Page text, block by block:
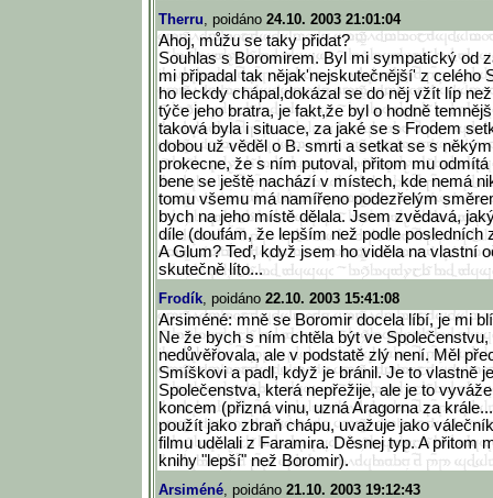
Therru, poidáno 24.10. 2003 21:01:04
Ahoj, můžu se taky přidat?
Souhlas s Boromirem. Byl mi sympatický od
mi připadal tak nějak'nejskutečnější' z celého
ho leckdy chápal,dokázal se do něj vžít líp
týče jeho bratra, je fakt,že byl o hodně
taková byla i situace, za jaké se s Frodem
dobou už věděl o B. smrti a setkat se s
prokecne, že s ním putoval, přitom mu
bene se ještě nachází v místech, kde nemá
tomu všemu má namířeno podezřelým
bych na jeho místě dělala. Jsem zvědavá,
díle (doufám, že lepším než podle posledních
A Glum? Teď, když jsem ho viděla na vlastní
skutečně líto...
Frodík, poidáno 22.10. 2003 15:41:08
Arsiméné: mně se Boromir docela líbí, je mi
Ne že bych s ním chtěla být ve
nedůvěřovala, ale v podstatě zlý není. Měl
Smíškovi a padl, když je bránil. Je to vlastně
Společenstva, která nepřežije, ale je to
koncem (přizná vinu, uzná Aragorna za
použít jako zbraň chápu, uvažuje jako
filmu udělali z Faramira. Děsnej typ. A přitom
knihy "lepší" než Boromir).
Arsiméné, poidáno 21.10. 2003 19:12:43